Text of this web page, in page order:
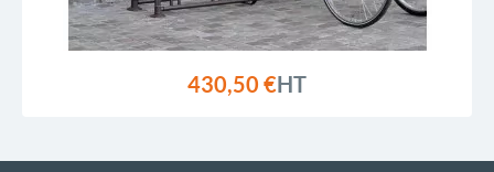
430,50 €HT